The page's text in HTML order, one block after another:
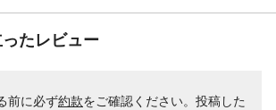
たレビュー
前に必ず約款をご確認ください。投稿した